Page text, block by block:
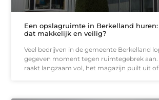
Een opslagruimte in Berkelland
dat makkelijk en veilig?
Veel bedrijven in de gemeente Berkelland
gegeven moment tegen ruimtegebrek
raakt langzaam vol, het magazijn puilt uit of